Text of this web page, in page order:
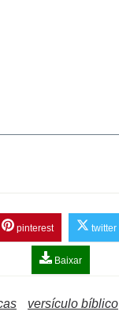
pinterest twitter
Baixar
versículo bíblico